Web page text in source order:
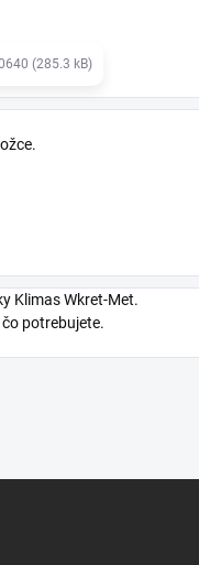
(285.3 kB)
Klimas Wkret-Met.
potrebujete.